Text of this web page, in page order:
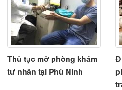
Thủ tục mở phòng khám
tư nhân tại Phù Ninh